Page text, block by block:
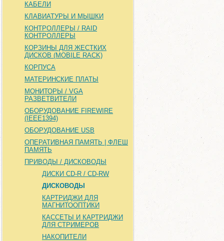
КАБЕЛИ
КЛАВИАТУРЫ И МЫШКИ
КОНТРОЛЛЕРЫ / RAID
КОНТРОЛЛЕРЫ
КОРЗИНЫ ДЛЯ ЖЕСТКИХ
ДИСКОВ (MOBILE RACK)
КОРПУСА
МАТЕРИНСКИЕ ПЛАТЫ
МОНИТОРЫ / VGA
РАЗВЕТВИТЕЛИ
ОБОРУДОВАНИЕ FIREWIRE
(IEEE1394)
ОБОРУДОВАНИЕ USB
ОПЕРАТИВНАЯ ПАМЯТЬ | ФЛЕШ
ПАМЯТЬ
ПРИВОДЫ / ДИСКОВОДЫ
ДИСКИ CD-R / CD-RW
ДИСКОВОДЫ
КАРТРИДЖИ ДЛЯ
МАГНИТООПТИКИ
КАССЕТЫ И КАРТРИДЖИ
ДЛЯ СТРИМЕРОВ
НАКОПИТЕЛИ